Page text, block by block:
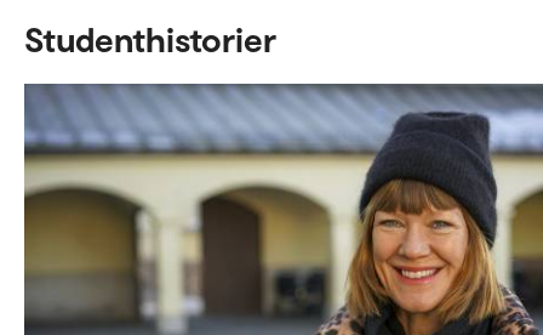
Studenthistorier